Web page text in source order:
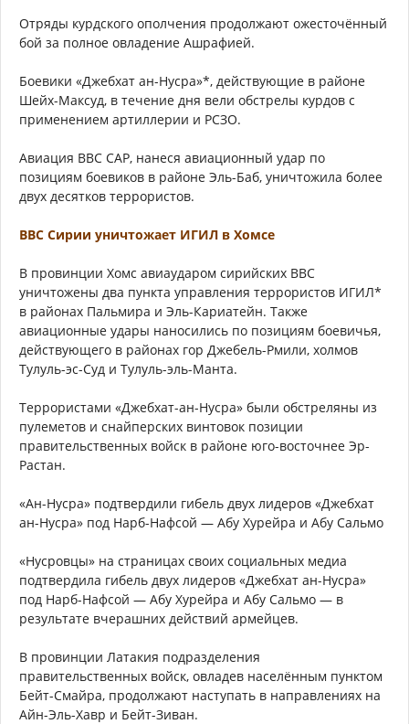
Отряды курдского ополчения продолжают ожесточённый
бой за полное овладение Ашрафией.
Боевики «Джебхат ан-Нусра»*, действующие в районе
Шейх-Максуд, в течение дня вели обстрелы курдов с
применением артиллерии и РСЗО.
Авиация ВВС САР, нанеся авиационный удар по
позициям боевиков в районе Эль-Баб, уничтожила более
двух десятков террористов.
ВВС Сирии уничтожает ИГИЛ в Хомсе
В провинции Хомс авиаударом сирийских ВВС
уничтожены два пункта управления террористов ИГИЛ*
в районах Пальмира и Эль-Кариатейн. Также
авиационные удары наносились по позициям боевичья,
действующего в районах гор Джебель-Рмили, холмов
Тулуль-эс-Суд и Тулуль-эль-Манта.
Террористами «Джебхат-ан-Нусра» были обстреляны из
пулеметов и снайперских винтовок позиции
правительственных войск в районе юго-восточнее Эр-
Растан.
«Ан-Нусра» подтвердили гибель двух лидеров «Джебхат
ан-Нусра» под Нарб-Нафсой — Абу Хурейра и Абу Сальмо
«Нусровцы» на страницах своих социальных медиа
подтвердила гибель двух лидеров «Джебхат ан-Нусра»
под Нарб-Нафсой — Абу Хурейра и Абу Сальмо — в
результате вчерашних действий армейцев.
В провинции Латакия подразделения
правительственных войск, овладев населённым пунктом
Бейт-Смайра, продолжают наступать в направлениях на
Айн-Эль-Хавр и Бейт-Зиван.